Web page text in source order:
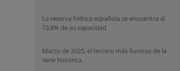
La reserva hídrica española se encuentra al
73,8% de su capacidad
Marzo de 2025, el tercero más lluvioso de la
serie histórica